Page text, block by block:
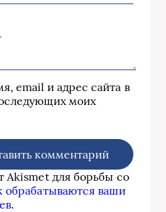
email и адрес сайта в
моих
Akismet для борьбы со
обрабатываются ваши
.